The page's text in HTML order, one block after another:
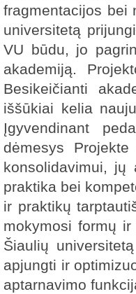
fragmentacijos bei
universitetą
VU būdu, jo
akademiją.
Besikeičianti
iššūkiai kelia
Įgyvendinant
dėmesys
konsolidavimui, jų
praktika bei
ir praktikų
mokymosi formų
Šiaulių
apjungti ir
aptarnavimo